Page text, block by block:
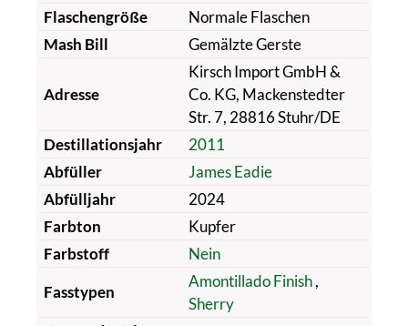
Flaschengröße
Normale Flaschen
Mash Bill
Gemälzte Gerste
Adresse
Kirsch Import GmbH &
Co. KG, Mackenstedter
Str. 7, 28816 Stuhr/DE
Destillationsjahr
2011
Abfüller
James Eadie
Abfülljahr
2024
Farbton
Kupfer
Farbstoff
Nein
Fasstypen
Amontillado Finish,
Sherry